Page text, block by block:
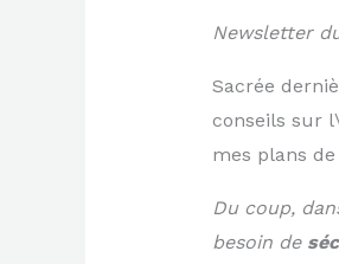
Newsletter
Sacrée
conseils sur
mes plans
Du coup,
besoin de